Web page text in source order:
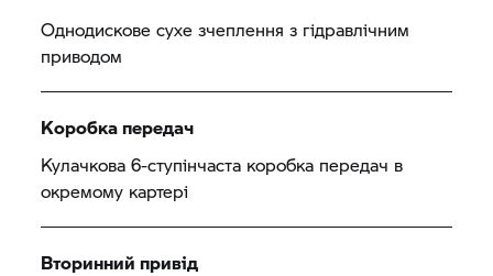
Однодискове сухе зчеплення з гідравлічним
приводом
Коробка передач
Кулачкова 6-ступінчаста коробка передач в
окремому картері
Вторинний привід